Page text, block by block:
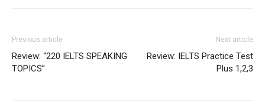
Previous article
Review: “220 IELTS SPEAKING
TOPICS”
Next article
Review: IELTS Practice Test
Plus 1,2,3